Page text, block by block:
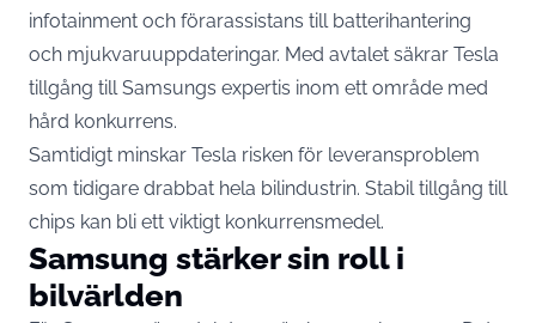
infotainment och förarassistans till batterihantering
och mjukvaruuppdateringar. Med avtalet säkrar Tesla
tillgång till Samsungs expertis inom ett område med
hård konkurrens.
Samtidigt minskar Tesla risken för leveransproblem
som tidigare drabbat hela bilindustrin. Stabil tillgång till
chips kan bli ett viktigt konkurrensmedel.
Samsung stärker sin roll i
bilvärlden